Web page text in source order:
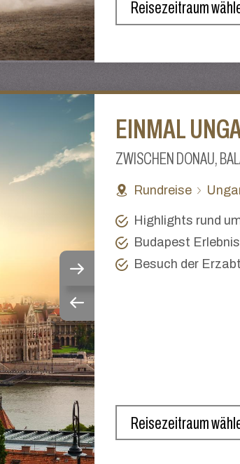
EINMAL
ZWISCHEN DONAU,
Rundreise
Highlights rund
Budapest
Besuch der